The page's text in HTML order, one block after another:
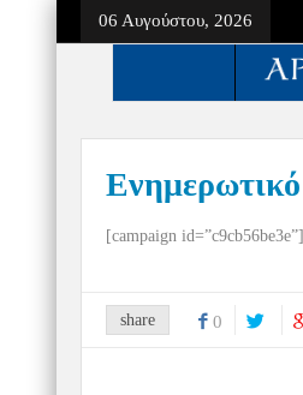
06 Αυγούστου, 2026
[campaign id=”c9cb56be3e”]
share 0